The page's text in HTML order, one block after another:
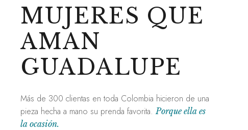
MUJERES QUE
AMAN
GUADALUPE
Más de 300 clientas en toda Colombia hicieron de una
pieza hecha a mano su prenda favorita.Porque ella es
la ocasión.
siempre y
Súper versátil: lo llevo a la oficina y
también un domingo de paseo. La tela
es suave y fresca. Solo desearía que
viniera en más colores.